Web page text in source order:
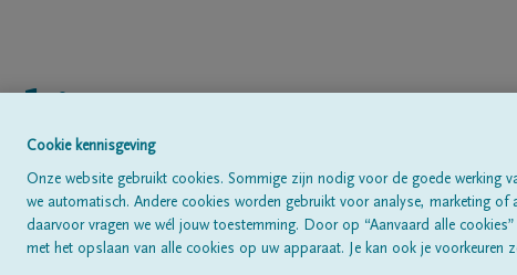
Geboren te Zutendaal op 31/05/1930
Overleden te Zutendaal op 18/12/2021
Cookie kennisgeving
Onze website gebruikt cookies. Sommige zijn nodig voor de goede werking
we automatisch. Andere cookies worden gebruikt voor analyse, marketing of
daarvoor vragen we wél jouw toestemming. Door op “Aanvaard alle
met het opslaan van alle cookies op uw apparaat. Je kan ook je voorkeuren